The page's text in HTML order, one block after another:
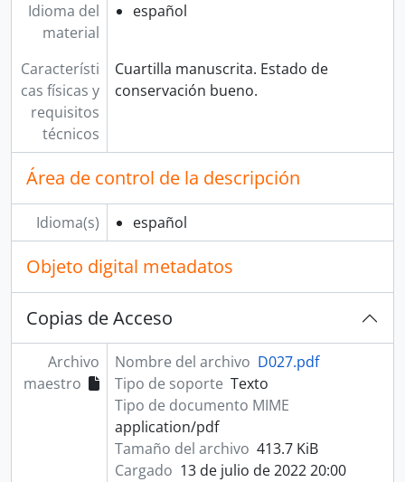
Idioma del
material
español
Característi
cas físicas y
requisitos
técnicos
Cuartilla manuscrita. Estado de
conservación bueno.
Área de control de la descripción
Idioma(s) español
Objeto digital metadatos
Copias de Acceso
Archivo
maestro
Nombre del archivo D027.pdf
Tipo de soporte Texto
Tipo de documento MIME
application/pdf
Tamaño del archivo 413.7 KiB
Cargado 13 de julio de 2022 20:00